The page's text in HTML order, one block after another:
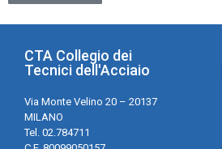
CTA Collegio dei
Tecnici dell'Acciaio
Via Monte Velino 20 – 20137
MILANO
Tel. 02.784711